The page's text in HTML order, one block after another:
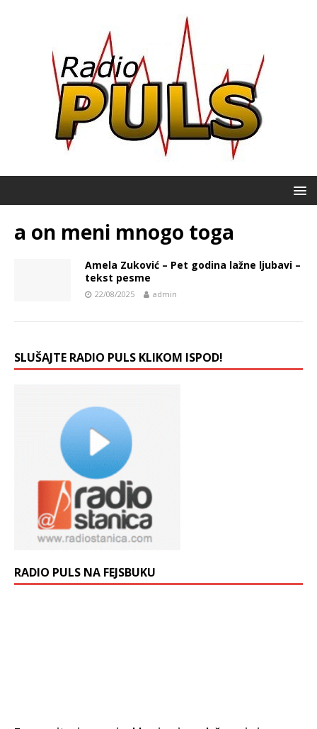
a on meni mnogo toga
Amela Zuković – Pet godina lažne ljubavi –
tekst pesme
22/08/2025 admin
SLUŠAJTE RADIO PULS KLIKOM ISPOD!
RADIO PULS NA FEJSBUKU